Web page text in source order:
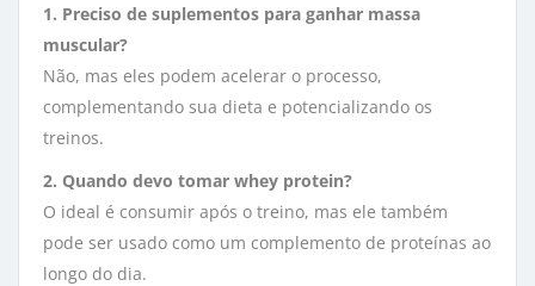
1. Preciso de suplementos para ganhar massa
muscular?
Não, mas eles podem acelerar o processo,
complementando sua dieta e potencializando os
treinos.
2. Quando devo tomar whey protein?
O ideal é consumir após o treino, mas ele também
pode ser usado como um complemento de proteínas ao
longo do dia.